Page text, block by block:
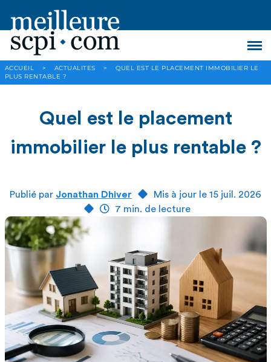
ACCUEIL > ACTUALITES >
QUEL EST LE PLACEMENT IMMOBILIER LE
PLUS RENTABLE ?
Quel est le placement
immobilier le plus rentable ?
Publié par Jonathan Dhiver
Mis à jour le 15 juil. 2026
7 min. de lecture